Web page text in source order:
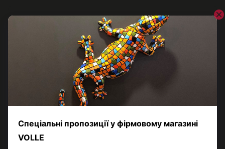
Додайте перший відгук
Написати відгук